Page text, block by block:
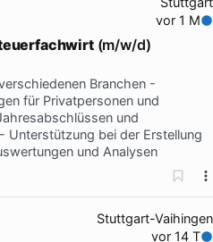
vor 1 M
(m/w/d)
Branchen -
für Privatpersonen und
und
Unterstützung bei der Erstellung
und Analysen
Stuttgart-Vaihingen
vor 14 T